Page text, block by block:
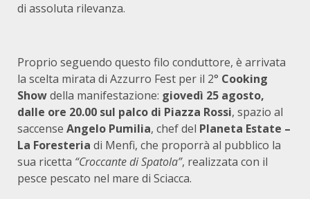
di assoluta rilevanza.
Proprio seguendo questo filo conduttore, è arrivata
la scelta mirata di Azzurro Fest per il 2° Cooking
Showdella manifestazione: giovedì 25 agosto,
dalle ore 20.00 sul palco di Piazza Rossi, spazio al
saccense Angelo Pumilia, chef del Planeta Estate –
La Foresteria di Menfi, che proporrà al pubblico la
sua ricetta “Croccante di Spatola”, realizzata con il
pesce pescato nel mare di Sciacca.